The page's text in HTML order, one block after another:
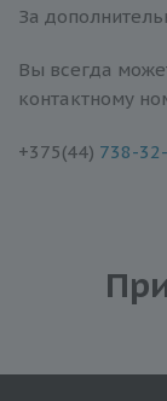
За
Вы всегда
контактному
+375(44) 738-